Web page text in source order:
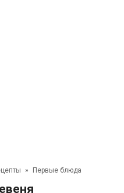
» Первые блюда